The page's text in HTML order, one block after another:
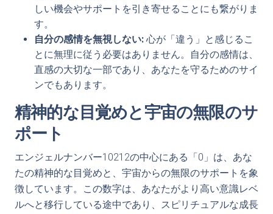
しい機会やサポートを引き寄せることにも繋がりま
す。
自分の感情を無視しない: 心が「違う」と感じるこ
とに無理に従う必要はありません。自分の感情は、
直感の大切な一部であり、あなたを守るためのサイ
ンでもあります。
精神的な目覚めと宇宙の無限のサ
ポート
エンジェルナンバー10212の中心にある「0」は、あな
たの精神的な目覚めと、宇宙からの無限のサポートを象
徴しています。この数字は、あなたがより高い意識レベ
ルへと移行している途中であり、スピリチュアルな成長